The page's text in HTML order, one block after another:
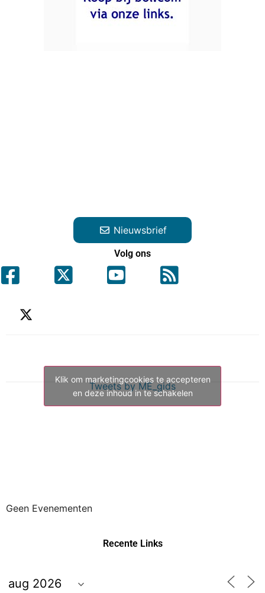
Nieuwsbrief
Volg ons
Tweets by ME_gids
Klik om marketingcookies te accepteren
en deze inhoud in te schakelen
Geen Evenementen
Recente Links